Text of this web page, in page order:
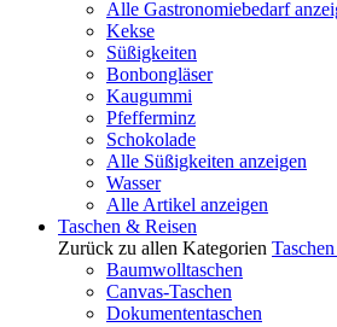
Alle Gastronomiebedarf
Kekse
Süßigkeiten
Bonbongläser
Kaugummi
Pfefferminz
Schokolade
Alle Süßigkeiten anzeigen
Wasser
Alle Artikel anzeigen
Taschen & Reisen
Zurück zu allen Kategorien
Baumwolltaschen
Canvas-Taschen
Dokumententaschen